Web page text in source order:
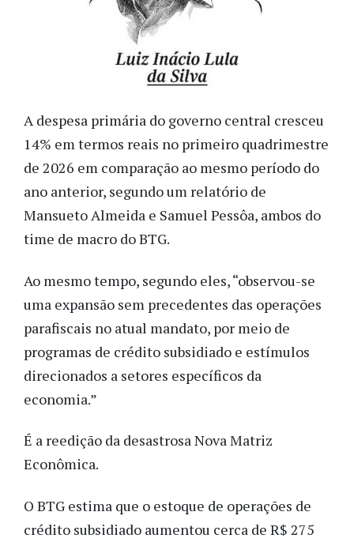
A despesa primária do governo central cresceu
14% em termos reais no primeiro quadrimestre
de 2026 em comparação ao mesmo período do
ano anterior, segundo um relatório de
Mansueto Almeida e Samuel Pessôa, ambos do
time de macro do BTG.
Ao mesmo tempo, segundo eles, “observou-se
uma expansão sem precedentes das operações
parafiscais no atual mandato, por meio de
programas de crédito subsidiado e estímulos
direcionados a setores específicos da
economia.”
É a reedição da desastrosa Nova Matriz
Econômica.
O BTG estima que o estoque de operações de
crédito subsidiado aumentou cerca de R$ 275